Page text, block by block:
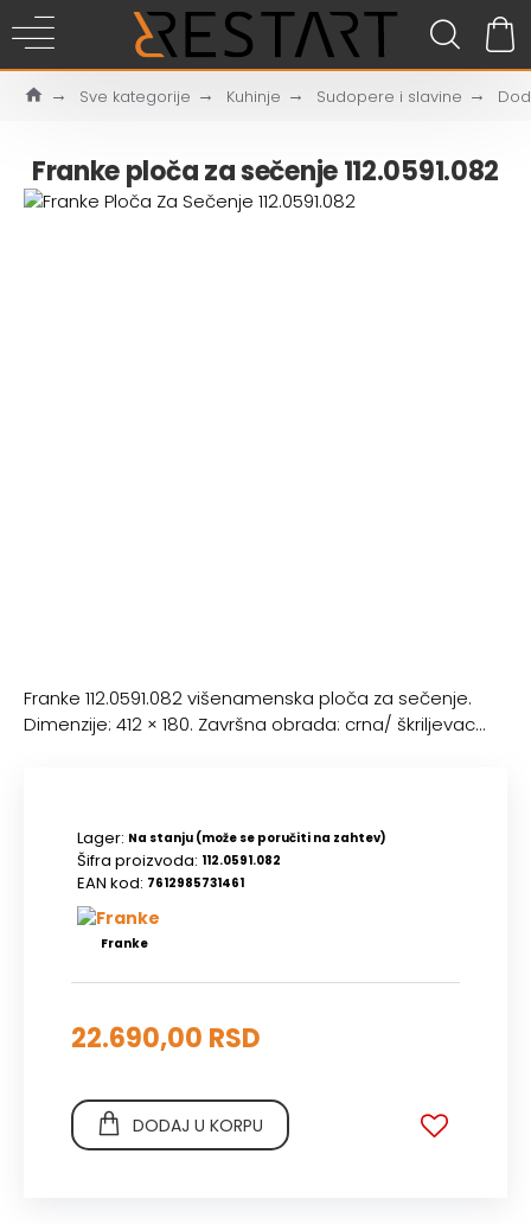
Sve kategorije Kuhinje Sudopere i slavine
Franke ploča za sečenje 112.0591.082
Franke 112.0591.082 višenamenska ploča za sečenje.
Dimenzije: 412 × 180. Završna obrada: crna/ škriljevac...
Lager: Na stanju (može se poručiti na zahtev)
Šifra proizvoda: 112.0591.082
EAN kod: 7612985731461
Franke
22.690,00 RSD
DODAJ U KORPU